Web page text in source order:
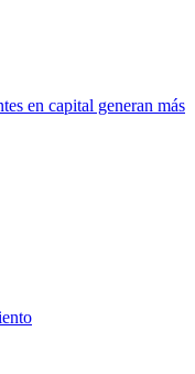
en capital generan más